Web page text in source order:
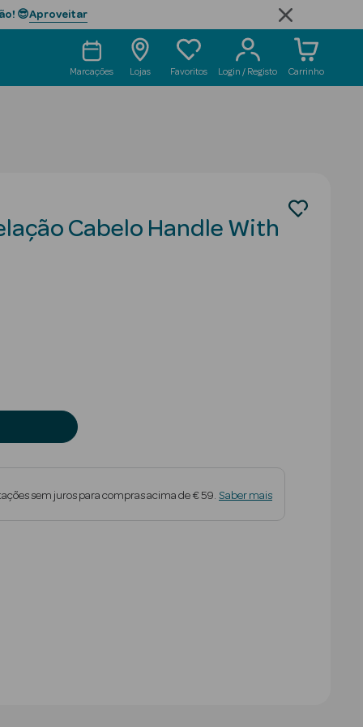
😎Aproveitar
Marcações Lojas Favoritos Login / Registo Carrinho
Cabelo Handle With
from
sem juros para compras acima de € 59. Saber mais